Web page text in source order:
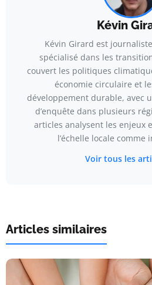
Kévin
Kévin Girard est
spécialisé dans les
couvert les politiques
économie circulaire et
développement durable, avec
d’enquête dans plusieurs
articles analysent les enjeux
l’échelle locale comme
Voir tous les
Articles similaires